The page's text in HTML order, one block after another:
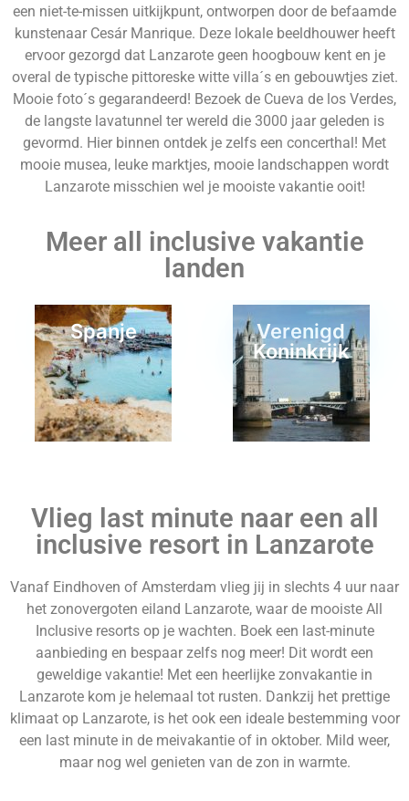
een niet-te-missen uitkijkpunt, ontworpen door de befaamde
kunstenaar Cesár Manrique. Deze lokale beeldhouwer heeft
ervoor gezorgd dat Lanzarote geen hoogbouw kent en je
overal de typische pittoreske witte villa´s en gebouwtjes ziet.
Mooie foto´s gegarandeerd! Bezoek de Cueva de los Verdes,
de langste lavatunnel ter wereld die 3000 jaar geleden is
gevormd. Hier binnen ontdek je zelfs een concerthal! Met
mooie musea, leuke marktjes, mooie landschappen wordt
Lanzarote misschien wel je mooiste vakantie ooit!
Meer all inclusive vakantie
landen
Spanje
Verenigd
Koninkrijk
Bora Bora Israel
Turkije
Vlieg last minute naar een all
inclusive resort in Lanzarote
Vanaf Eindhoven of Amsterdam vlieg jij in slechts 4 uur naar
het zonovergoten eiland Lanzarote, waar de mooiste All
Inclusive resorts op je wachten. Boek een last-minute
aanbieding en bespaar zelfs nog meer! Dit wordt een
geweldige vakantie! Met een heerlijke zonvakantie in
Lanzarote kom je helemaal tot rusten. Dankzij het prettige
klimaat op Lanzarote, is het ook een ideale bestemming voor
een last minute in de meivakantie of in oktober. Mild weer,
maar nog wel genieten van de zon in warmte.